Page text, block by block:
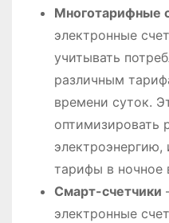
Многотарифные
электронные
учитывать
различным
времени суток.
оптимизировать
тарифы в ночное
Смарт-счетчики
электронные